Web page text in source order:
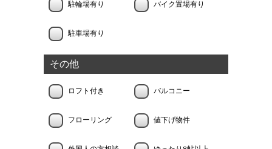
駐輪場有り バイク置場有り
駐車場有り
その他
ロフト付き バルコニー
フローリング 値下げ物件